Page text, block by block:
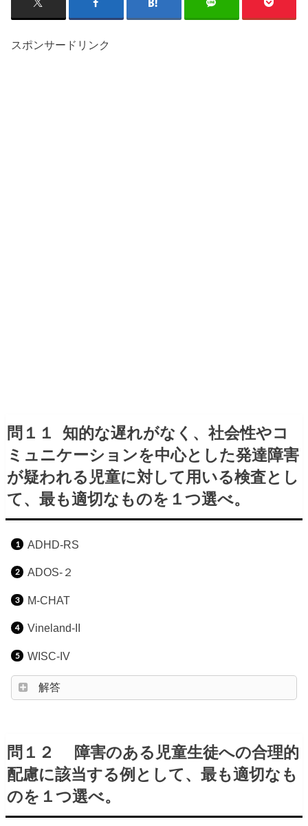
スポンサードリンク
問１１ 知的な遅れがなく、社会性やコ
ミュニケーションを中心とした発達障害
が疑われる児童に対して用いる検査とし
て、最も適切なものを１つ選べ。
ADHD-RS
ADOS-２
M-CHAT
Vineland-II
WISC-IV
解答
問１２ 障害のある児童生徒への合理的
配慮に該当する例として、最も適切なも
のを１つ選べ。